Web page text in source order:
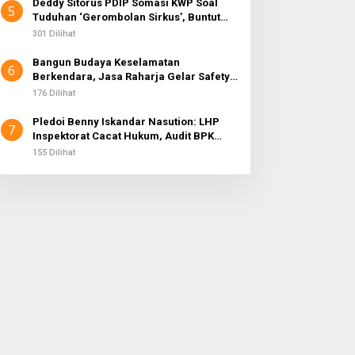
5
Deddy Sitorus PDIP Somasi KWP Soal
Tuduhan ‘Gerombolan Sirkus’, Buntut
Rapat Komisi II Dipimpin Sufmi Dasco
301 Dilihat
6
Bangun Budaya Keselamatan
Berkendara, Jasa Raharja Gelar Safety
Campaign di PT Pasifik Medan Industri
176 Dilihat
7
Pledoi Benny Iskandar Nasution: LHP
Inspektorat Cacat Hukum, Audit BPK
Nihil Temuan
155 Dilihat